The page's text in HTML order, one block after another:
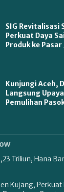
SIG Revitalisasi
Perkuat Daya
Produk ke
Kunjungi Aceh,
Langsung
Pemulihan
Triliun, Hana
Kujang, Perkuat